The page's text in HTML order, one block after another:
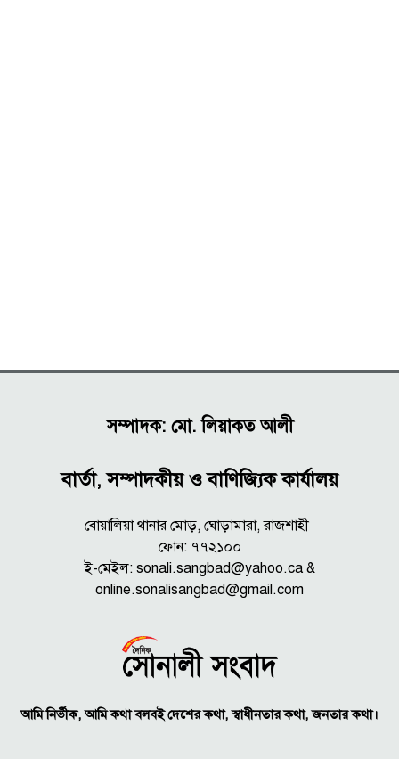
সম্পাদক: মো. লিয়াকত আলী
বার্তা, সম্পাদকীয় ও বাণিজ্যিক কার্যালয়
বোয়ালিয়া থানার মোড়, ঘোড়ামারা, রাজশাহী।
ফোন: ৭৭২১০০
ই-মেইল: sonali.sangbad@yahoo.ca &
online.sonalisangbad@gmail.com
আমি নির্ভীক, আমি কথা বলবই দেশের কথা, স্বাধীনতার কথা, জনতার কথা।